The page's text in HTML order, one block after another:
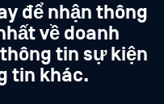
để nhận thông
về doanh
tin sự kiện
tin khác.